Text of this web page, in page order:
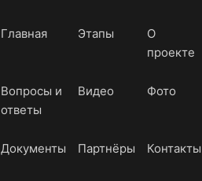
Главная Этапы
О
проекте
Вопросы и
ответы
Видео Фото
Документы Партнёры Контакты